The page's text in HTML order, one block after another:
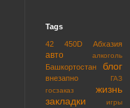
Tags
42 450D Абхазия
авто алкоголь
Башкортостан блог
внезапно
ГАЗ
госзаказ
жизнь
закладки
игры